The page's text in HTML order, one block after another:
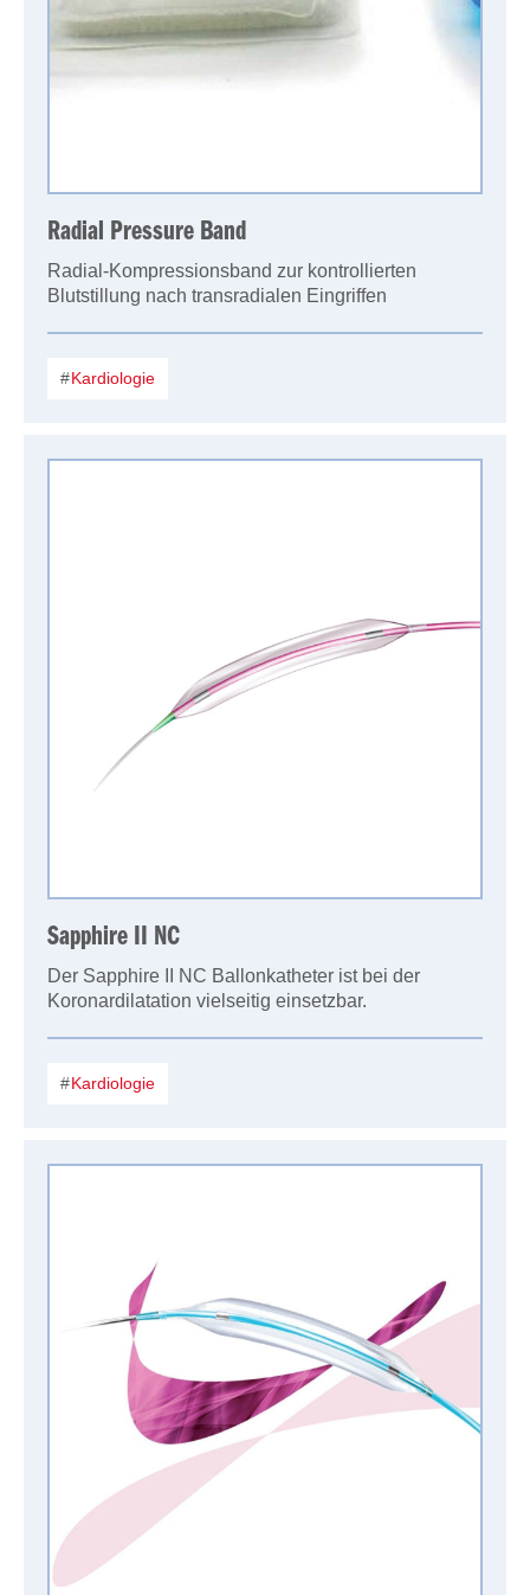
Radial Pressure Band
Radial-Kompressionsband zur kontrollierten
Blutstillung nach transradialen Eingriffen
Kardiologie
Sapphire II NC
Der Sapphire II NC Ballonkatheter ist bei der
Koronardilatation vielseitig einsetzbar.
Kardiologie